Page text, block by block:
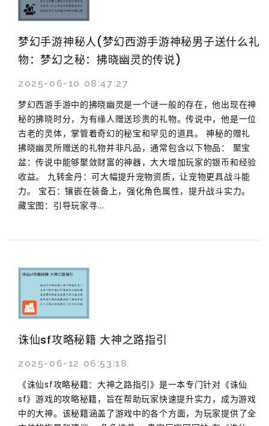
梦幻手游神秘人(梦幻西游手游神秘男子送什么礼
物：梦幻之秘：拂晓幽灵的传说)
2025-06-10 08:47:27
梦幻西游手游中的拂晓幽灵是一个谜一般的存在，他出现在神
秘的拂晓时分，为有缘人赠送珍贵的礼物。传说中，他是一位
古老的灵体，掌管着奇幻的秘宝和罕见的道具。 神秘的赠礼
拂晓幽灵所赠送的礼物并非凡品，通常包含以下物品： 聚宝
盆：传说中能够聚敛财富的神器，大大增加玩家的银币和经验
收益。 九转金丹：可大幅提升宠物资质，让宠物更具战斗能
力。 宝石：镶嵌在装备上，强化角色属性，提升战斗实力。
藏宝图：引导玩家寻...
诛仙sf攻略秘籍 大神之路指引
2025-06-12 06:53:18
《诛仙sf攻略秘籍：大神之路指引》是一本专门针对《诛仙
sf》游戏的攻略秘籍，旨在帮助玩家快速提升实力，成为游戏
中的大神。该秘籍涵盖了游戏中的各个方面，为玩家提供了全